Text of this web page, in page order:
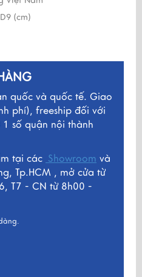
(cm)
quốc và quốc tế. Giao
phí), freeship đối với
số quận nội thành
tại các Showroom và
Tp.HCM , mở cửa từ
T7 - CN từ 8h00 -